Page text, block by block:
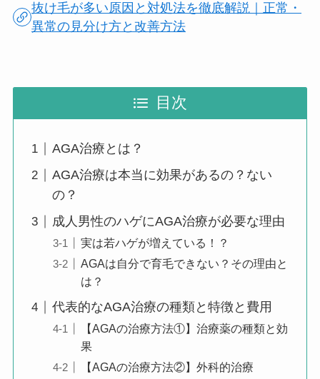
抜け毛が多い原因と対処法を徹底解説｜正常・
異常の見分け方と改善方法
目次
AGA治療とは？
AGA治療は本当に効果があるの？ない
の？
成人男性のハゲにAGA治療が必要な理由
実は若ハゲが増えている！？
AGAは自分で育毛できない？その理由と
は？
代表的なAGA治療の種類と特徴と費用
【AGAの治療方法①】治療薬の種類と効
果
【AGAの治療方法②】外科的治療